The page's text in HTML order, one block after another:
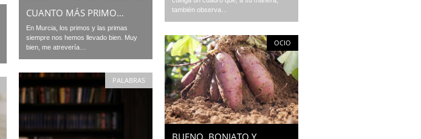
CUANTO MÁS PRIMO…
En Murcia, los primos y las primas
siempre nos hemos llevado bien. Muy
bien, me atrevería…
también observa…
OCIO
PALABRAS